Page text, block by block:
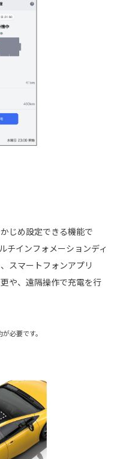
じめ設定できる機能で
チインフォメーションディ
スマートフォンアプリ
や、遠隔操作で充電を行
必要です。